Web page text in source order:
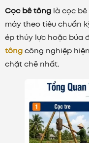
Cọc bê tông là cọc
máy theo tiêu chuẩn
ép thủy lực hoặc búa
tôngcông nghiệp
chặt chẽ nhất.